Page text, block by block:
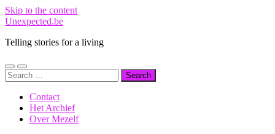
Skip to the content
Unexpected.be
Telling stories for a living
Toggle
mobile
Toggle
search
Search
for:
Contact
Het Archief
Over Mezelf